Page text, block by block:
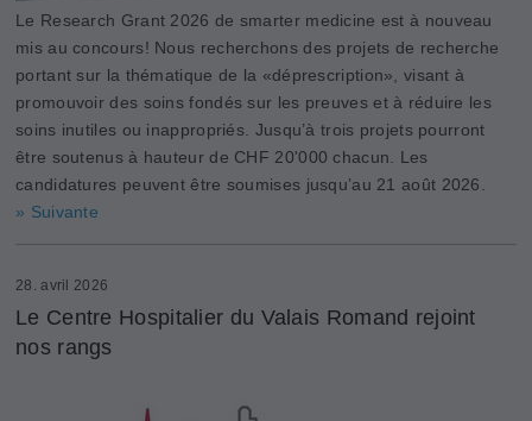
Le Research Grant 2026 de smarter medicine est à nouveau
mis au concours! Nous recherchons des projets de recherche
portant sur la thématique de la «déprescription», visant à
promouvoir des soins fondés sur les preuves et à réduire les
soins inutiles ou inappropriés. Jusqu’à trois projets pourront
être soutenus à hauteur de CHF 20'000 chacun. Les
candidatures peuvent être soumises jusqu’au 21 août 2026.
» Suivante
28. avril 2026
Le Centre Hospitalier du Valais Romand rejoint
nos rangs